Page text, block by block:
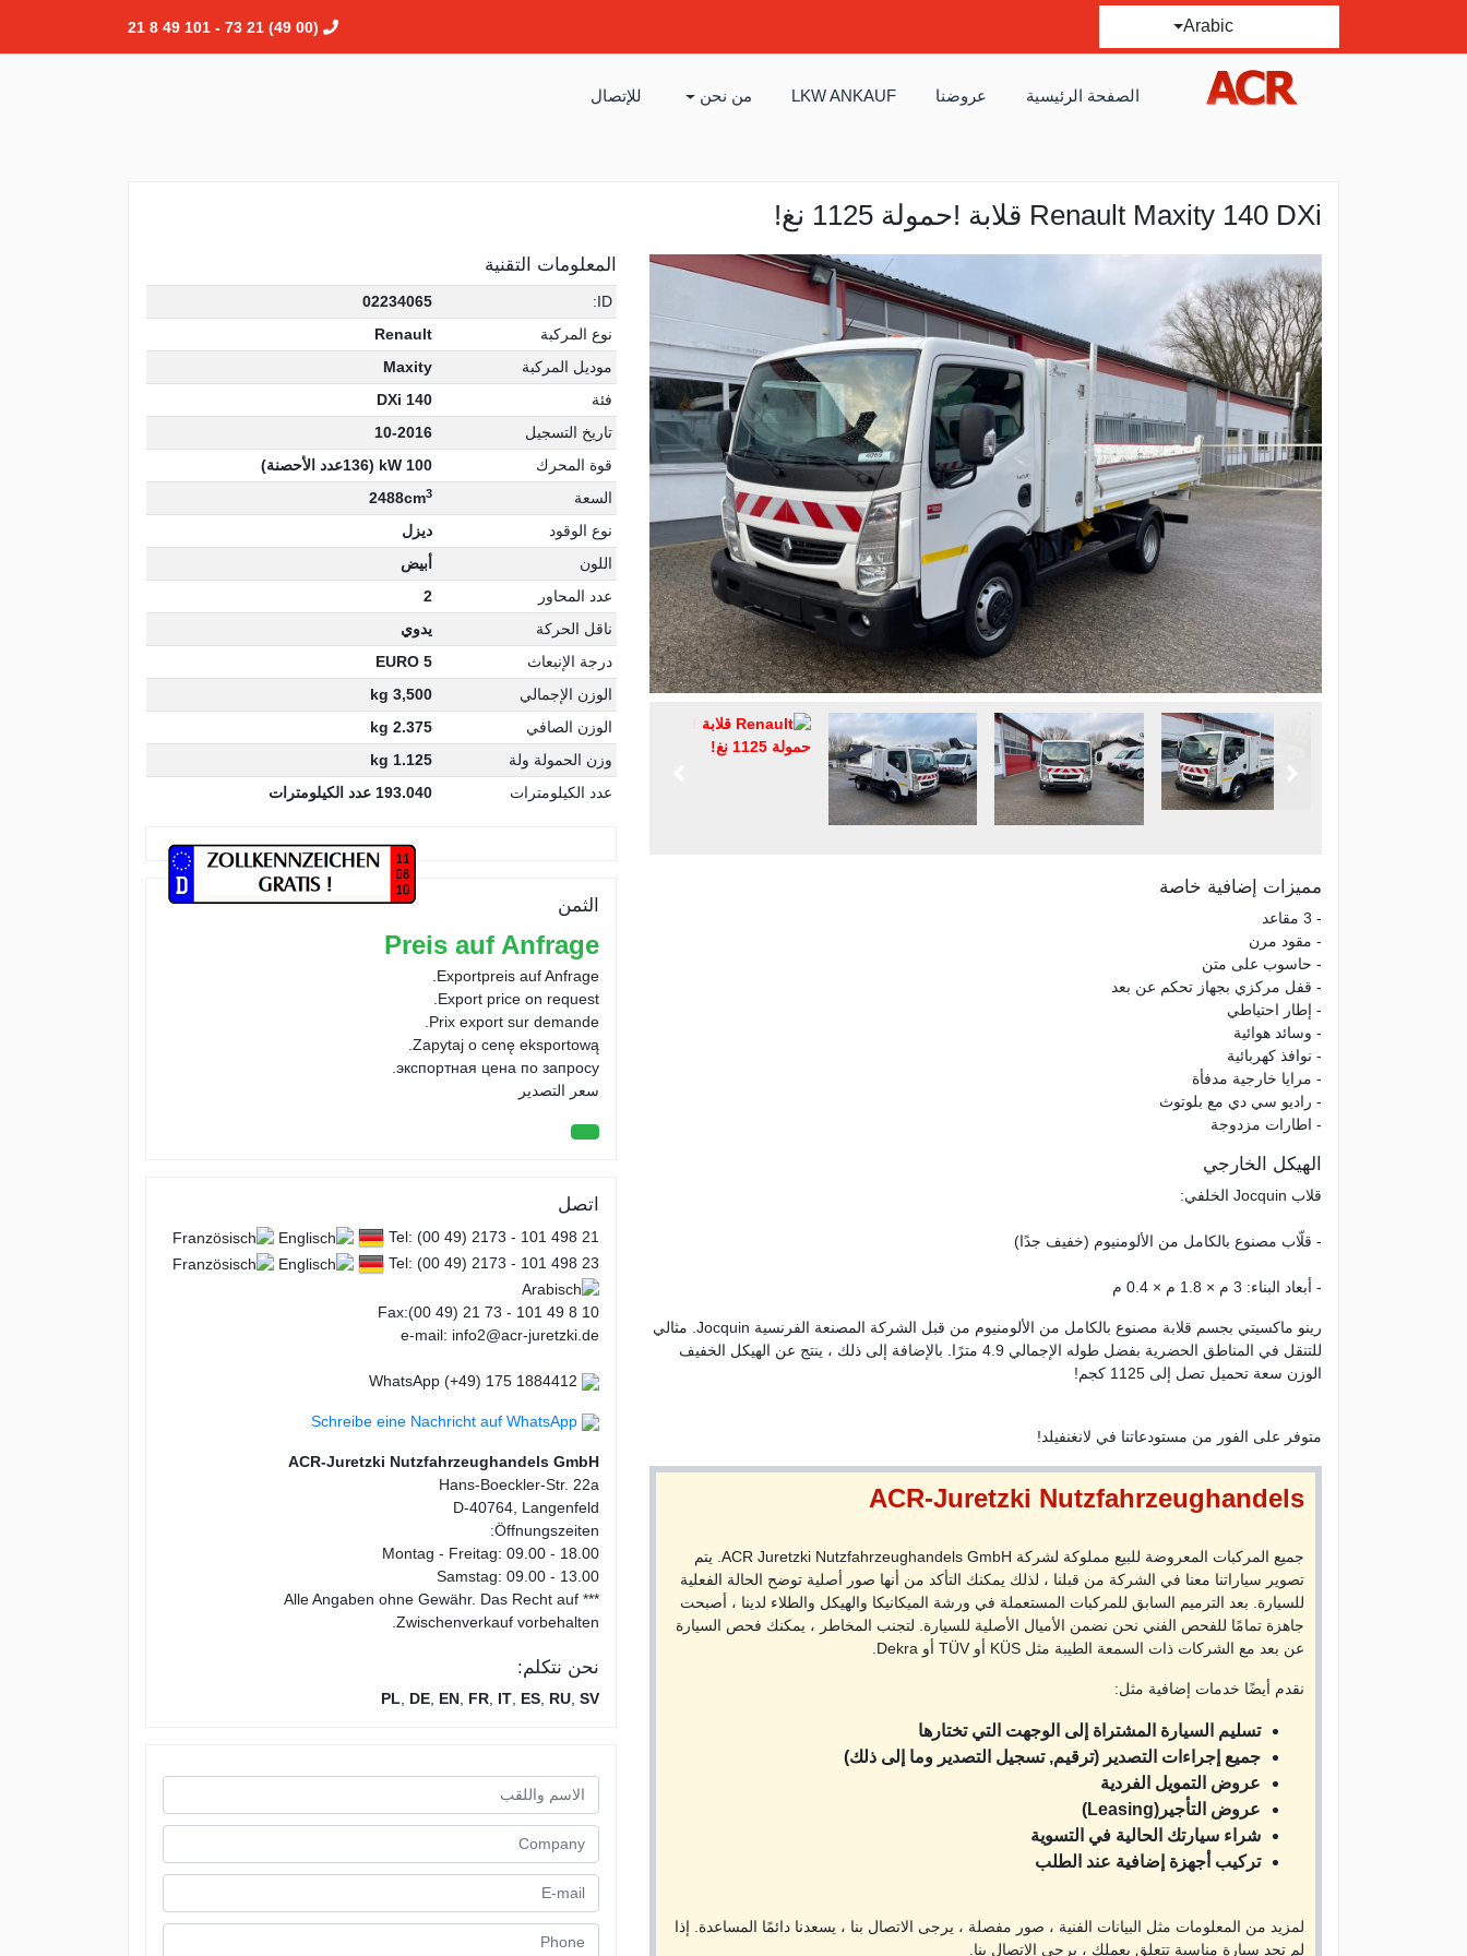
(00 49) 21 73 - 101 49 8 21 Arabic
الصفحة الرئيسية عروضنا LKW ANKAUF من نحن للإتصال
Renault Maxity 140 DXi قلابة !حمولة 1125 نغ!
مميزات إضافية خاصة
- 3 مقاعد
- مقود مرن
- حاسوب على متن
- قفل مركزي بجهاز تحكم عن بعد
- إطار احتياطي
- وسائد هوائية
- نوافذ كهربائية
- مرايا خارجية مدفأة
- راديو سي دي مع بلوتوث
- اطارات مزدوجة
الهيكل الخارجي
قلاب Jocquin الخلفي:
- قلّاب مصنوع بالكامل من الألومنيوم (خفيف جدًا)
- أبعاد البناء: 3 م × 1.8 م × 0.4 م
رينو ماكسيتي بجسم قلابة مصنوع بالكامل من الألومنيوم من قبل الشركة المصنعة الفرنسية Jocquin. مثالي
للتنقل في المناطق الحضرية بفضل طوله الإجمالي 4.9 مترًا. بالإضافة إلى ذلك ، ينتج عن الهيكل الخفيف
الوزن سعة تحميل تصل إلى 1125 كجم!
متوفر على الفور من مستودعاتنا في لانغنفيلد!
ACR-Juretzki Nutzfahrzeughandels
جميع المركبات المعروضة للبيع مملوكة لشركة ACR Juretzki Nutzfahrzeughandels GmbH. يتم
تصوير سياراتنا معنا في الشركة من قبلنا ، لذلك يمكنك التأكد من أنها صور أصلية توضح الحالة الفعلية
للسيارة. بعد الترميم السابق للمركبات المستعملة في ورشة الميكانيكا والهيكل والطلاء لدينا ، أصبحت
جاهزة تمامًا للفحص الفني نحن نضمن الأميال الأصلية للسيارة. لتجنب المخاطر ، يمكنك فحص السيارة
عن بعد مع الشركات ذات السمعة الطيبة مثل KÜS أو TÜV أو Dekra.
نقدم أيضًا خدمات إضافية مثل:
تسليم السيارة المشتراة إلى الوجهت التي تختارها
جميع إجراءات التصدير (ترقيم, تسجيل التصدير وما إلى ذلك)
عروض التمويل الفردية
عروض التأجير(Leasing)
شراء سيارتك الحالية في التسوية
تركيب أجهزة إضافية عند الطلب
لمزيد من المعلومات مثل البيانات الفنية ، صور مفصلة ، يرجى الاتصال بنا ، يسعدنا دائمًا المساعدة. إذا
لم تجد سيارة مناسبة تتعلق بعملك ، يرجى الاتصال بنا.
المعلومات التقنية
ID:
02234065
نوع المركبة
Renault
موديل المركبة
Maxity
فئة
140 DXi
تاريخ التسجيل
10-2016
قوة المحرك
100 kW (136عدد الأحصنة)
السعة
2488cm3
نوع الوقود
ديزل
اللون
أبيض
عدد المحاور
2
ناقل الحركة
يدوي
درجة الإنبعاث
EURO 5
الوزن الإجمالي
3,500 kg
الوزن الصافي
2.375 kg
وزن الحمولة ولة
1.125 kg
عدد الكيلومترات
193.040 عدد الكيلومترات
الثمن
Preis auf Anfrage
Exportpreis auf Anfrage.
Export price on request.
Prix export sur demande.
Zapytaj o cenę eksportową.
экспортная цена по запросу.
سعر التصدير
اتصل
Tel: (00 49) 2173 - 101 498 21
Tel: (00 49) 2173 - 101 498 23
Fax:(00 49) 21 73 - 101 49 8 10
e-mail: info2@acr-juretzki.de
Schreibe eine Nachricht auf WhatsApp
ACR-Juretzki Nutzfahrzeughandels GmbH
Hans-Boeckler-Str. 22a
D-40764, Langenfeld
Öffnungszeiten:
Montag - Freitag: 09.00 - 18.00
Samstag: 09.00 - 13.00
*** Alle Angaben ohne Gewähr. Das Recht auf
Zwischenverkauf vorbehalten.
نحن نتكلم:
PL DE, EN, FR, IT, ES, RU, SV